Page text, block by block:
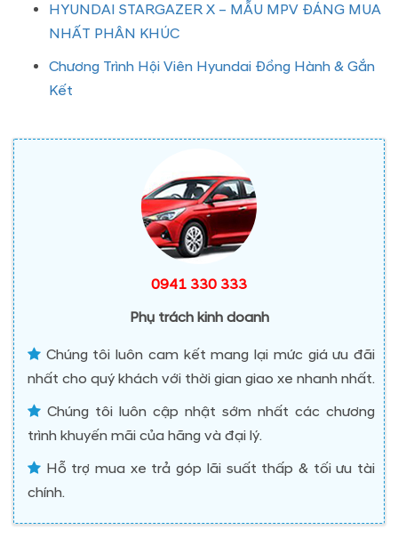
HYUNDAI STARGAZER X – MẪU MPV ĐÁNG MUA
NHẤT PHÂN KHÚC
Chương Trình Hội Viên Hyundai Đồng Hành & Gắn
Kết
0941 330 333
Phụ trách kinh doanh
Chúng tôi luôn cam kết mang lại mức giá ưu đãi
nhất cho quý khách với thời gian giao xe nhanh nhất.
Chúng tôi luôn cập nhật sớm nhất các chương
trình khuyến mãi của hãng và đại lý.
Hỗ trợ mua xe trả góp lãi suất thấp & tối ưu tài
chính.